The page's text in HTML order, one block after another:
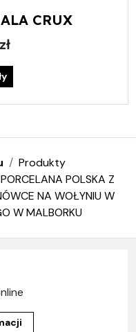
CRUX
Produkty
POLSKA Z
NA WOŁYNIU W
W MALBORKU